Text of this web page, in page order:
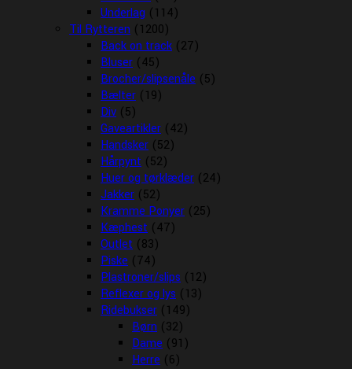
Underlag (114)
Til Rytteren (1200)
Back on track (27)
Bluser (45)
Brocher/slipsenåle (5)
Bælter (19)
Div (5)
Gaveartikler (42)
Handsker (52)
Hårpynt (52)
Huer og tørklæder (24)
Jakker (52)
Kramme Ponyer (25)
Kæphest (47)
Outlet (83)
Piske (74)
Plastroner/slips (12)
Reflexer og lys (13)
Ridebukser (149)
Børn (32)
Dame (91)
Herre (6)